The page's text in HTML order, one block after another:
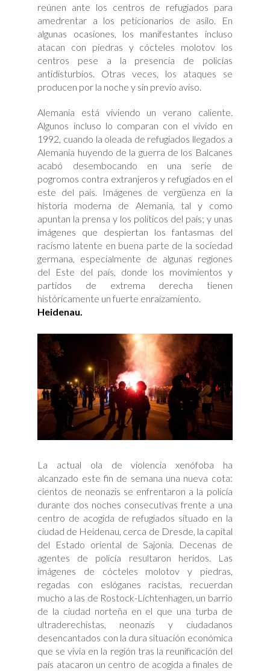
reúnen ante los centros de refugiados para
amedrentar a los peticionarios de asilo. En
algunas ocasiones, los manifestantes incluso
atacan con piedras y cócteles molotov los
centros pese a la presencia de policías
antidisturbios. Otras veces, los ataques se
producen por la noche y sin previo aviso.
Alemania está viviendo un verano caliente.
Algunos incluso lo comparan con el vivido en
1992, cuando la oleada de refugiados llegados a
Alemania huyendo de la guerra de los Balcanes
acabó desembocando en una serie de
pogromos contra extranjeros y refugiados en el
este del país. Imágenes de vergüenza en la
historia moderna de Alemania, tal y como
apuntan la prensa y los políticos del país; y unas
imágenes que despiertan los fantasmas del
racismo latente en buena parte de la sociedad
germana, especialmente de algunas regiones
del Este del país, donde los movimientos y
partidos de extrema derecha tienen
históricamente un fuerte enraízamiento.
Heidenau.
La actual ola de violencia xenófoba ha
alcanzado este fin de semana una nueva cota:
cientos de neonazis se enfrentaron a la policía
durante dos noches consecutivas frente a una
centro de acogida de refugiados situado en la
ciudad de Heidenau, cerca de Dresde, la capital
del Estado oriental de Sajonia. Decenas de
agentes de policía resultaron heridos. Las
imágenes de cócteles molotov y piedras,
regadas con eslóganes racistas, recuerdan
mucho a las de Rostock-Lichtenhagen, un barrio
de la ciudad norteña en el que una turba de
ultraderechistas, neonazis y ciudadanos
desencantados con la dura situación económica
que se vivía en la región tras la reunificación del
país atacaron un centro de acogida a finales de